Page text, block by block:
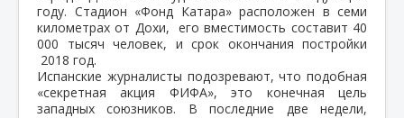
году. Стадион «Фонд Катара» расположен в семи
километрах от Дохи, его вместимость составит 40
000 тысяч человек, и срок окончания постройки
2018 год.
Испанские журналисты подозревают, что подобная
«секретная акция ФИФА», это конечная цель
западных союзников. В последние две недели,